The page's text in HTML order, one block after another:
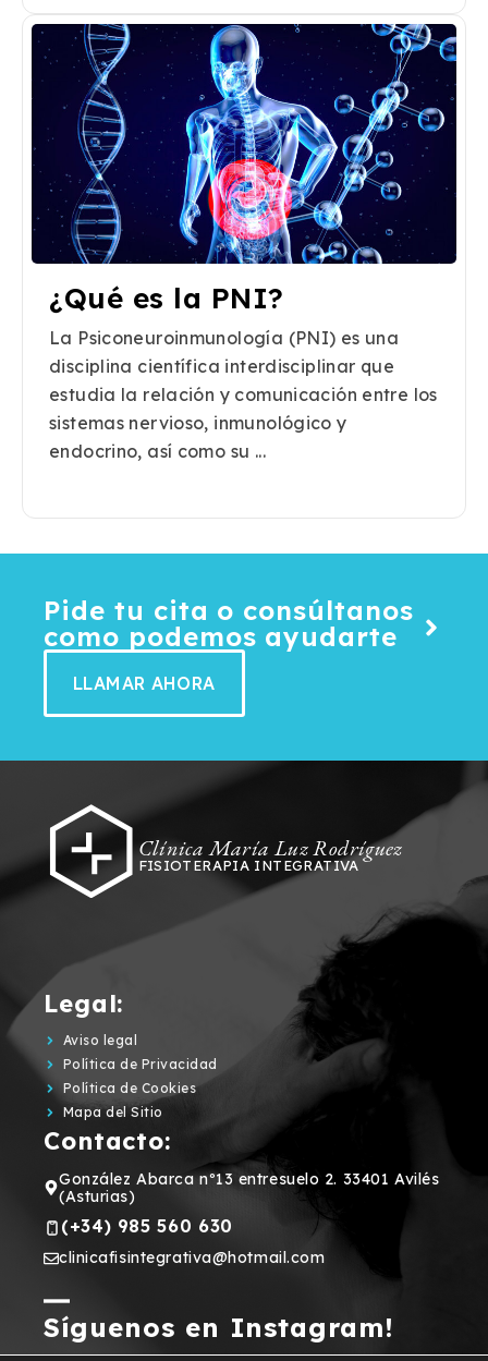
¿Qué es la PNI?
La Psiconeuroinmunología (PNI) es una
disciplina científica interdisciplinar que
estudia la relación y comunicación entre los
sistemas nervioso, inmunológico y
endocrino, así como su ...
Pide tu cita o consúltanos
como podemos ayudarte
LLAMAR AHORA
Clínica María Luz Rodríguez
FISIOTERAPIA INTEGRATIVA
Legal:
Aviso legal
Política de Privacidad
Política de Cookies
Mapa del Sitio
Contacto:
González Abarca nº13 entresuelo 2. 33401 Avilés
(Asturias)
(+34) 985 560 630
clinicafisintegrativa@hotmail.com
Síguenos en Instagram!